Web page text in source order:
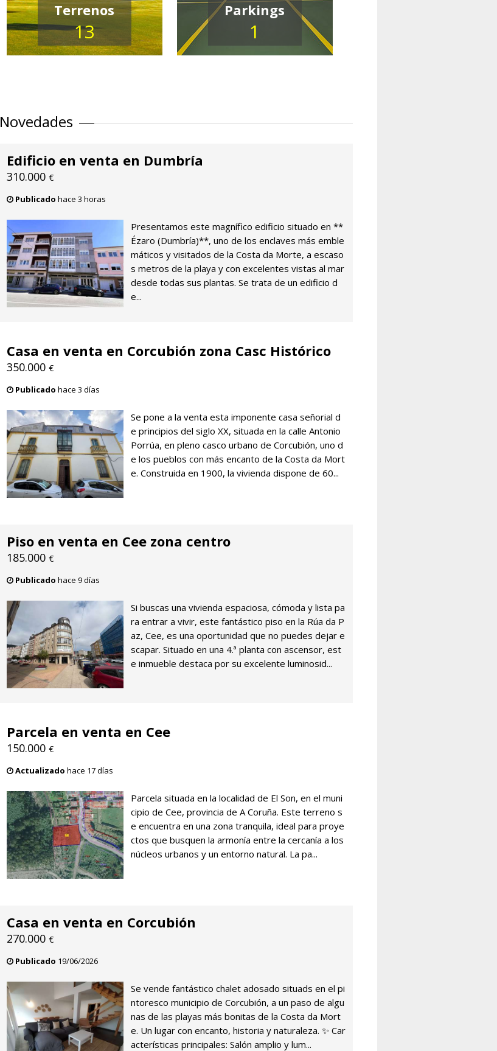
Terrenos
13
Parkings
1
Novedades
Edificio en venta en Dumbría
310.000 €
Publicado hace 3 horas
Presentamos este magnífico edificio situado en **
Ézaro (Dumbría)**, uno de los enclaves más emble
máticos y visitados de la Costa da Morte, a escaso
s metros de la playa y con excelentes vistas al mar
desde todas sus plantas. Se trata de un edificio d
e...
Casa en venta en Corcubión zona Casc Histórico
350.000 €
Publicado hace 3 días
Se pone a la venta esta imponente casa señorial d
e principios del siglo XX, situada en la calle Antonio
Porrúa, en pleno casco urbano de Corcubión, uno d
e los pueblos con más encanto de la Costa da Mort
e. Construida en 1900, la vivienda dispone de 60...
Piso en venta en Cee zona centro
185.000 €
Publicado hace 9 días
Si buscas una vivienda espaciosa, cómoda y lista pa
ra entrar a vivir, este fantástico piso en la Rúa da P
az, Cee, es una oportunidad que no puedes dejar e
scapar. Situado en una 4.ª planta con ascensor, est
e inmueble destaca por su excelente luminosid...
Parcela en venta en Cee
150.000 €
Actualizado hace 17 días
Parcela situada en la localidad de El Son, en el muni
cipio de Cee, provincia de A Coruña. Este terreno s
e encuentra en una zona tranquila, ideal para proye
ctos que busquen la armonía entre la cercanía a los
núcleos urbanos y un entorno natural. La pa...
Casa en venta en Corcubión
270.000 €
Publicado 19/06/2026
Se vende fantástico chalet adosado situads en el pi
ntoresco municipio de Corcubión, a un paso de algu
nas de las playas más bonitas de la Costa da Mort
e. Un lugar con encanto, historia y naturaleza. ✨ Car
acterísticas principales: Salón amplio y lum...